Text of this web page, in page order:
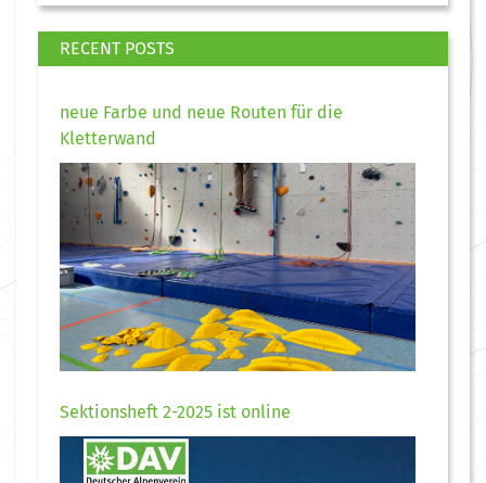
RECENT POSTS
neue Farbe und neue Routen für die
Kletterwand
Sektionsheft 2-2025 ist online